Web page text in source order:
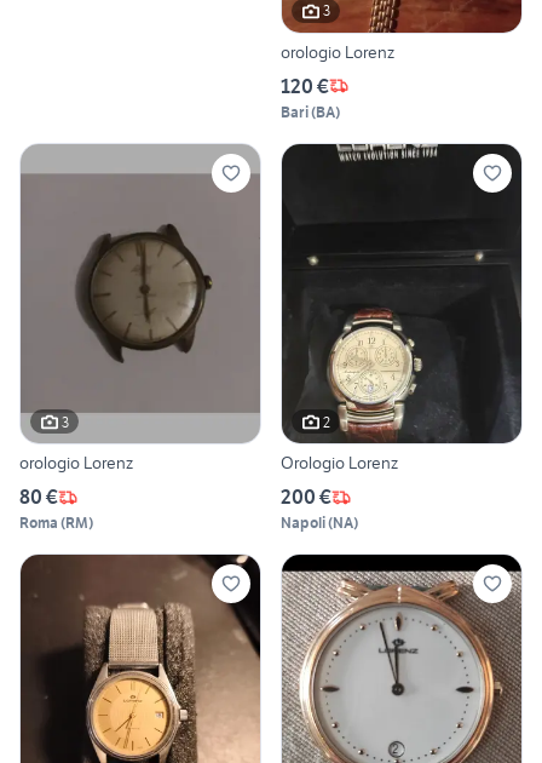
3
orologio Lorenz
120 €
Bari(BA)
3
orologio Lorenz
80 €
Roma (RM)
2
Orologio Lorenz
200 €
Napoli(NA)